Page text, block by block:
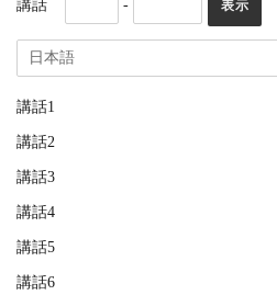
講話 -
講話1
講話2
講話3
講話4
講話5
講話6